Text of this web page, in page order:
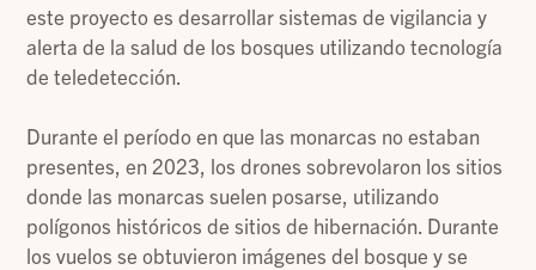
este proyecto es desarrollar sistemas de vigilancia y
alerta de la salud de los bosques utilizando tecnología
de teledetección.
Durante el período en que las monarcas no estaban
presentes, en 2023, los drones sobrevolaron los sitios
donde las monarcas suelen posarse, utilizando
polígonos históricos de sitios de hibernación. Durante
los vuelos se obtuvieron imágenes del bosque y se